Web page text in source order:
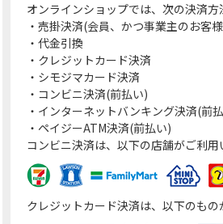
オンラインショップでは、次の決済方
・売掛決済(会員、かつ事業主のお客
・代金引換
・クレジットカード決済
・シモジマカード決済
・コンビニ決済(前払い)
・インターネットバンキング決済(前
・ペイジーATM決済(前払い)
コンビニ決済は、以下の店舗がご利用
クレジットカード決済は、以下のもの